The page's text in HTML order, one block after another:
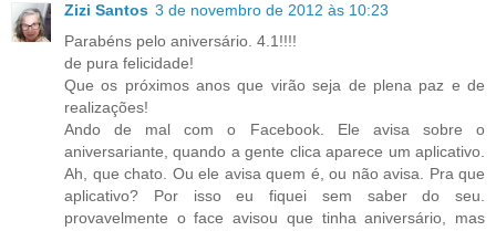
Zizi Santos 3 de novembro de 2012 às 10:23
Parabéns pelo aniversário. 4.1!!!!
de pura felicidade!
Que os próximos anos que virão seja de plena paz e de
realizações!
Ando de mal com o Facebook. Ele avisa sobre o
aniversariante, quando a gente clica aparece um aplicativo.
Ah, que chato. Ou ele avisa quem é, ou não avisa. Pra que
aplicativo? Por isso eu fiquei sem saber do seu.
provavelmente o face avisou que tinha aniversário, mas